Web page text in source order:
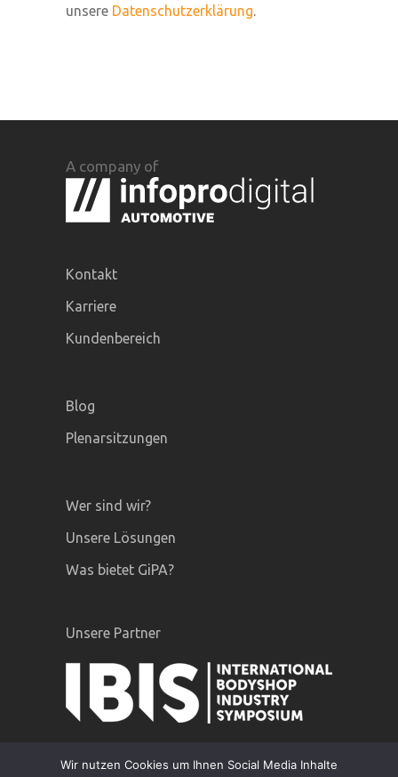
unsere Datenschutzerklärung.
A company of
Kontakt
Karriere
Kundenbereich
Blog
Plenarsitzungen
Wer sind wir?
Unsere Lösungen
Was bietet GiPA?
Unsere Partner
Wir nutzen Cookies um Ihnen Social Media Inhalte